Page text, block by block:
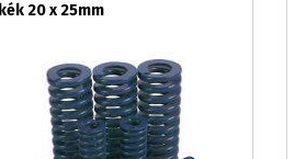
kék 20 x 25mm